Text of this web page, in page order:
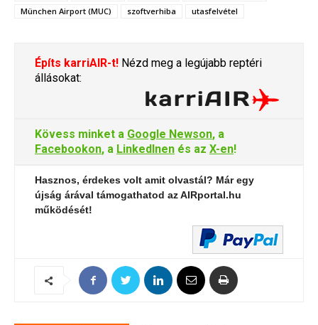
München Airport (MUC) szoftverhiba utasfelvétel
Építs karriAIR-t! Nézd meg a legújabb reptéri
állásokat:
Kövess minket a Google Newson, a
Facebookon, a LinkedInen és az X-en!
Hasznos, érdekes volt amit olvastál? Már egy
újság árával támogathatod az AIRportal.hu
működését!